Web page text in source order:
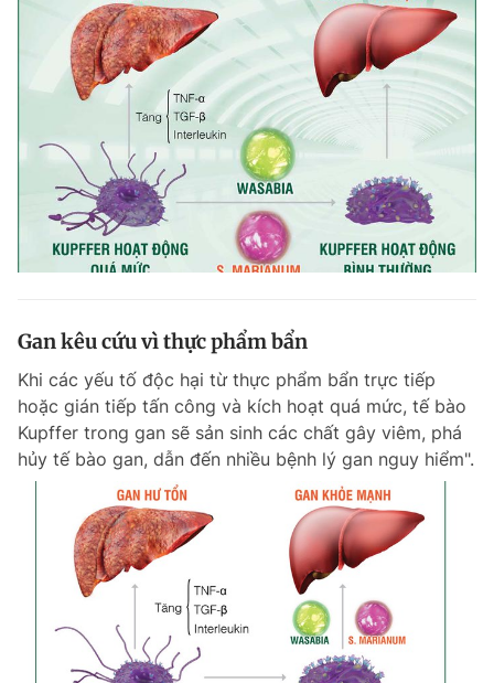
Gan kêu cứu vì thực phẩm bẩn
Khi các yếu tố độc hại từ thực phẩm bẩn trực tiếp
hoặc gián tiếp tấn công và kích hoạt quá mức, tế bào
Kupffer trong gan sẽ sản sinh các chất gây viêm, phá
hủy tế bào gan, dẫn đến nhiều bệnh lý gan nguy hiểm".